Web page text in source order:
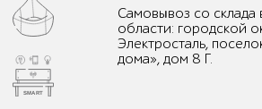
Самовывоз со склада
области: городской
Электросталь,
дома», дом 8 Г.